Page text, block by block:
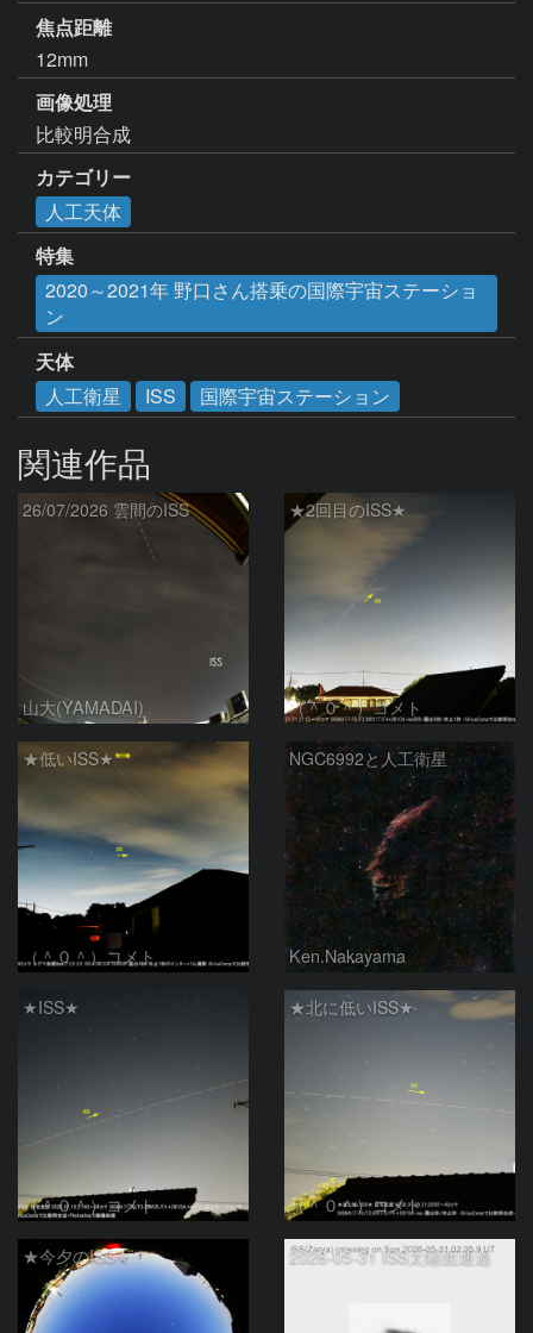
焦点距離
12mm
画像処理
比較明合成
カテゴリー
人工天体
特集
2020～2021年 野口さん搭乗の国際宇宙ステーショ
ン
天体
人工衛星
ISS 国際宇宙ステーション
関連作品
26/07/2026 雲間のISS
山大(YAMADAI)
★2回目のISS★
（＾０＾）コメト
★低いISS★
（＾０＾）コメト
NGC6992と人工衛星
Ken.Nakayama
★ISS★
（＾０＾）コメト
★北に低いISS★
（＾０＾）コメト
★今夕のISS★ 2026-05-31 ISS太陽面通過